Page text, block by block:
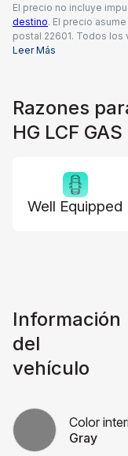
El precio no incluye
destino. El precio
postal 22601. Todos los
precios incluyen una
ofertas especiales de
concesionario pueden
Leer Más
Razones
HG LCF GAS
Well Equipped
Información
del
vehículo
Color
Gray